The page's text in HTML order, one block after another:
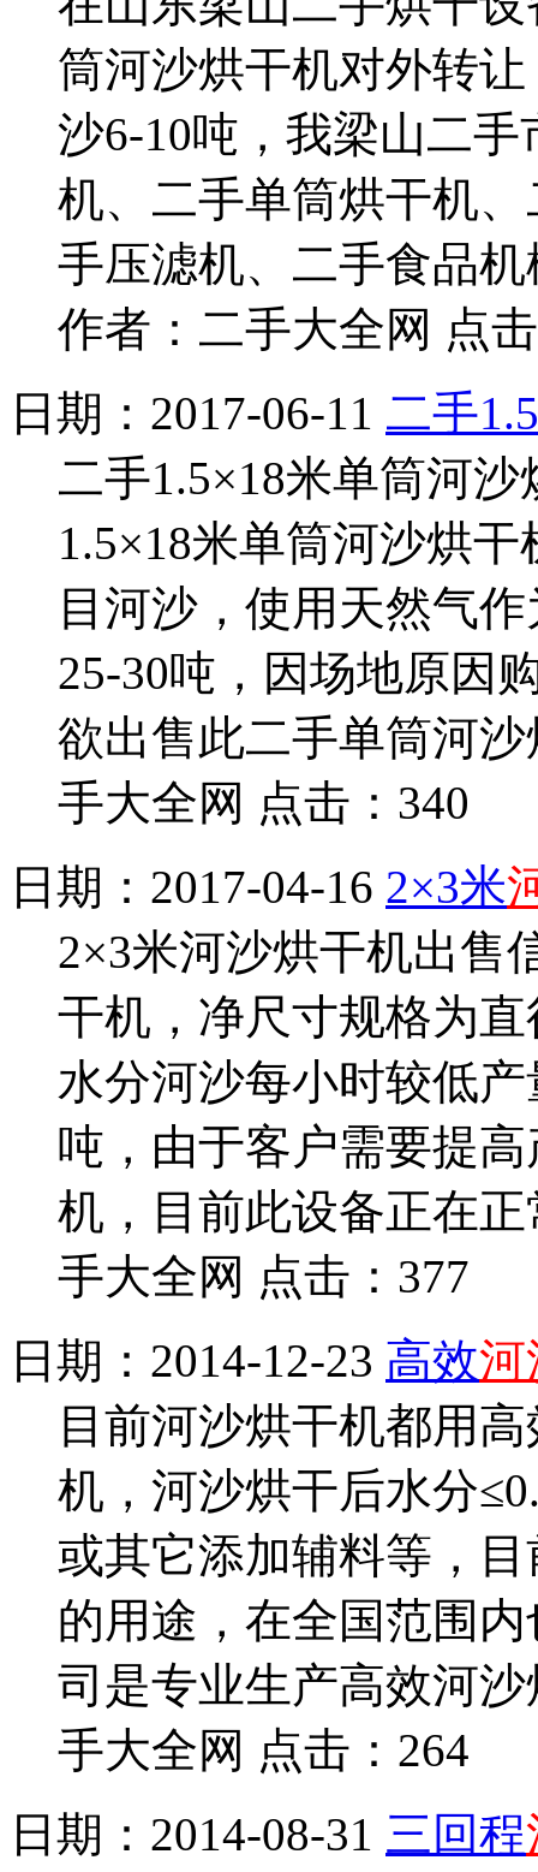
筒河沙烘干机对外转
沙6-10吨，我梁山二
机、二手单筒烘干机
手压滤机、二手食品
作者：二手大全网 点
日期：2017-06-11 二手
二手1.5×18米单筒河
1.5×18米单筒河沙烘
目河沙，使用天然气
25-30吨，因场地原因
欲出售此二手单筒河
手大全网 点击：340
日期：2017-04-16 2×3米
2×3米河沙烘干机出售
干机，净尺寸规格为
水分河沙每小时较低
吨，由于客户需要提
机，目前此设备正在
手大全网 点击：377
日期：2014-12-23 高效河
目前河沙烘干机都用
机，河沙烘干后水分
或其它添加辅料等，
的用途，在全国范围
司是专业生产高效河
手大全网 点击：264
日期：2014-08-31 三回程